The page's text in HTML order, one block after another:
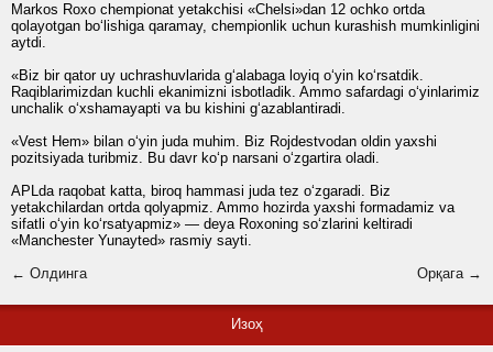
Markos Roxo chempionat yetakchisi «Chelsi»dan 12 ochko ortda
qolayotgan bo‘lishiga qaramay, chempionlik uchun kurashish mumkinligini
aytdi.
«Biz bir qator uy uchrashuvlarida g‘alabaga loyiq o‘yin ko‘rsatdik.
Raqiblarimizdan kuchli ekanimizni isbotladik. Ammo safardagi o‘yinlarimiz
unchalik o‘xshamayapti va bu kishini g‘azablantiradi.
«Vest Hem» bilan o‘yin juda muhim. Biz Rojdestvodan oldin yaxshi
pozitsiyada turibmiz. Bu davr ko‘p narsani o‘zgartira oladi.
APLda raqobat katta, biroq hammasi juda tez o‘zgaradi. Biz
yetakchilardan ortda qolyapmiz. Ammo hozirda yaxshi formadamiz va
sifatli o‘yin ko‘rsatyapmiz» — deya Roxoning so‘zlarini keltiradi
«Manchester Yunayted» rasmiy sayti.
← Олдинга
Орқага →
Изоҳ